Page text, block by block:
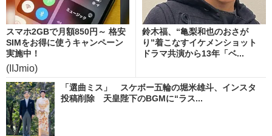
スマホ2GBで月額850円～ 格安
SIMをお得に使うキャンペーン
実施中！
(IIJmio)
鈴木福、“亀梨和也のおさが
り”着こなすイケメンショット
ドラマ共演から13年「ベ...
「選曲ミス」 スケボー五輪の堀米雄斗、インスタ
投稿削除 天皇陛下のBGMに“ラス...